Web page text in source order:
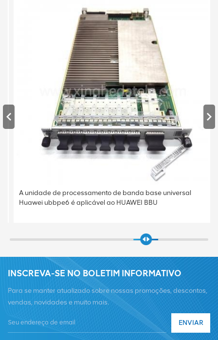
A unidade de processamento de banda base universal
Huawei ubbpe6 é aplicável ao HUAWEI BBU
INSCREVA-SE NO BOLETIM INFORMATIVO
Para se manter atualizado sobre nossas promoções, descontos,
vendas, novidades e muito mais.
ENVIAR